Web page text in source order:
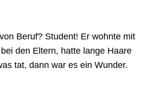
Beruf? Student! Er wohnte mit
den Eltern, hatte lange Haare
tat, dann war es ein Wunder.